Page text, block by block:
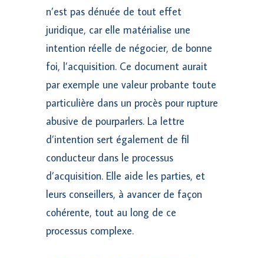
n’est pas dénuée de tout effet
juridique, car elle matérialise une
intention réelle de négocier, de bonne
foi, l’acquisition. Ce document aurait
par exemple une valeur probante toute
particulière dans un procès pour rupture
abusive de pourparlers. La lettre
d’intention sert également de fil
conducteur dans le processus
d’acquisition. Elle aide les parties, et
leurs conseillers, à avancer de façon
cohérente, tout au long de ce
processus complexe.